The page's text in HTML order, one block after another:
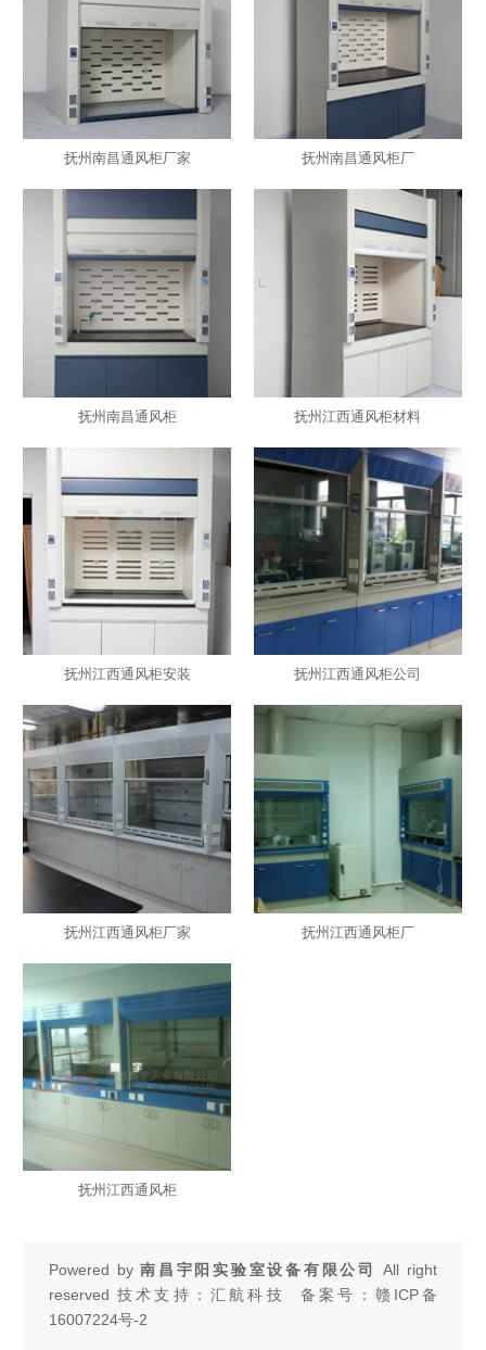
抚州南昌通风柜厂家 抚州南昌通风柜厂
抚州南昌通风柜 抚州江西通风柜材料
抚州江西通风柜安装 抚州江西通风柜公司
抚州江西通风柜厂家 抚州江西通风柜厂
抚州江西通风柜
Powered by南昌宇阳实验室设备有限公司
All right
reserved 技术支持：汇航科技 备案号： 赣ICP备
16007224号-2